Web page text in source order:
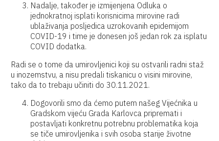
Nadalje, također je izmijenjena Odluka o
jednokratnoj isplati korisnicima mirovine radi
ublaživanja posljedica uzrokovanih epidemijom
COVID-19 i time je donesen još jedan rok za isplatu
COVID dodatka.
Radi se o tome da umirovljenici koji su ostvarili radni staž
u inozemstvu, a nisu predali tiskanicu o visini mirovine,
tako da to trebaju učiniti do 30.11.2021.
Dogovorili smo da ćemo putem našeg Vijećnika u
Gradskom vijeću Grada Karlovca pripremati i
postavljati konkretnu potrebnu problematika koja
se tiče umirovljenika i svih osoba starije životne